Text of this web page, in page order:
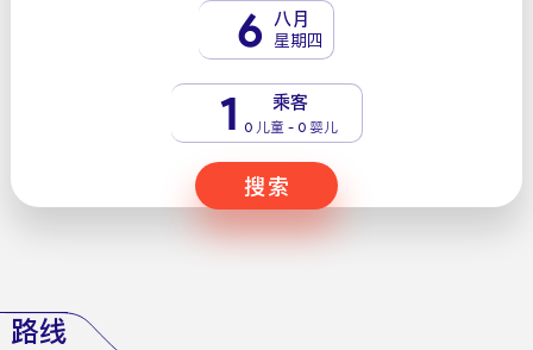
6 八月
星期四
1 乘客
0 儿童 - 0 婴儿
搜索
路线